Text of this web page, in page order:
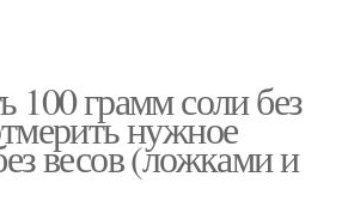
100 грамм соли без
нужное
весов (ложками и